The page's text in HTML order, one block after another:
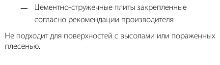
Цементно-стружечные плиты закрепленные
согласно рекомендации производителя
Не подходит для поверхностей с высолами или пораженных
плесенью.